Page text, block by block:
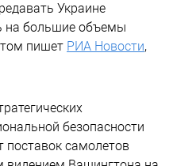
Украине
на большие объемы
пишет РИА Новости,
безопасности
самолетов